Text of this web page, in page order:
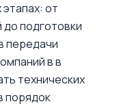
от
подготовки
передачи
в в
технических
порядок